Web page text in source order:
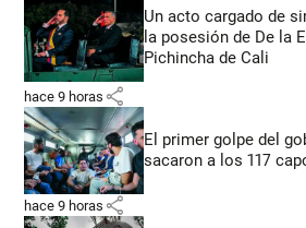
Un acto cargado de
la posesión de De la
Pichincha de Cali
hace 9 horas share
El primer golpe del
sacaron a los 117
hace 9 horas share